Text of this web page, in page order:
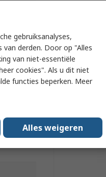
gebruiksanalyses,
derden. Door op "Alles
van niet-essentiële
cookies". Als u dit niet
functies beperken. Meer
Alles weigeren